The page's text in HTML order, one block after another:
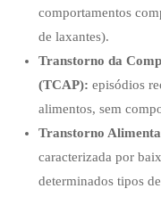
comportamentos
de laxantes).
Transtorno da
(TCAP): episódios
alimentos, sem
Transtorno
caracterizada por
determinados tipos